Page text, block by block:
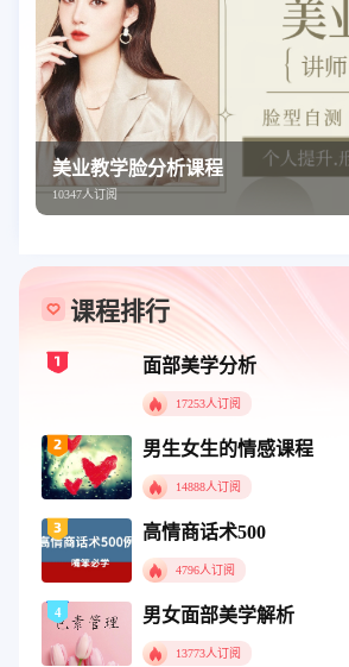
美业教学脸分析课程
10347人订阅
课程排行
面部美学分析
17253人订阅
男生女生的情感课程
14888人订阅
高情商话术500
4796人订阅
4 男女面部美学解析
13773人订阅